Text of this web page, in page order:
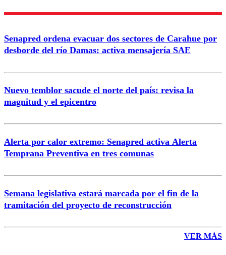
Nombre
Correo
Senapred ordena evacuar dos sectores de Carahue por
desborde del río Damas: activa mensajería SAE
Nuevo temblor sacude el norte del país: revisa la
magnitud y el epicentro
Alerta por calor extremo: Senapred activa Alerta
Temprana Preventiva en tres comunas
Semana legislativa estará marcada por el fin de la
tramitación del proyecto de reconstrucción
VER MÁS